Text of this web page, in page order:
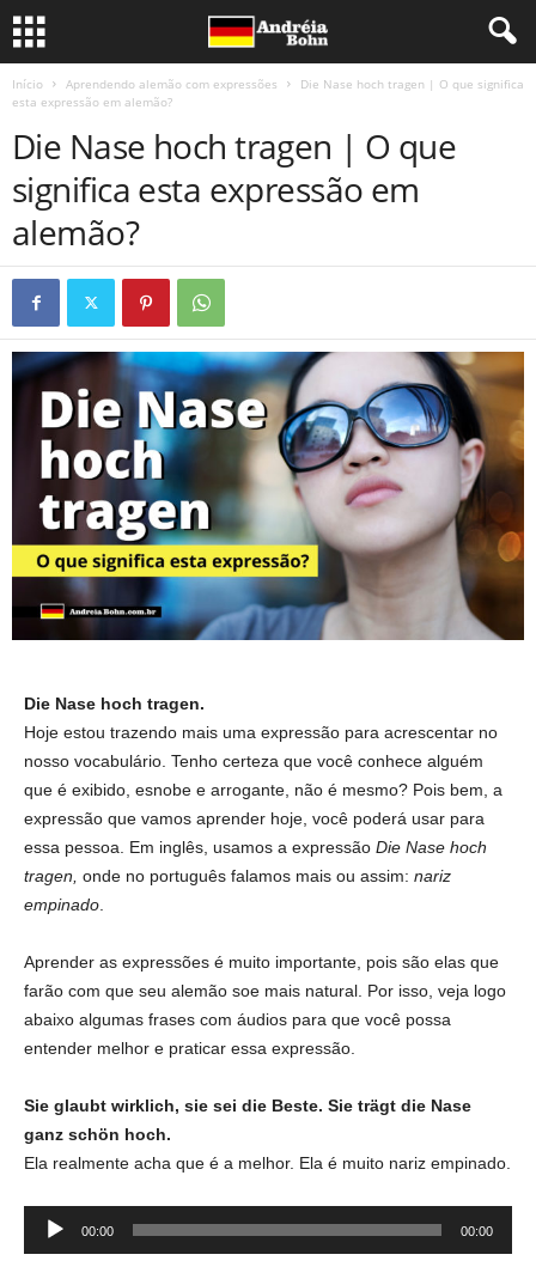
Início Aprendendo alemão com expressões
Die Nase hoch tragen | O que significa
esta expressão em alemão?
Die Nase hoch tragen | O que
significa esta expressão em
alemão?
Die Nase hoch tragen.
Hoje estou trazendo mais uma expressão para acrescentar no
nosso vocabulário. Tenho certeza que você conhece alguém
que é exibido, esnobe e arrogante, não é mesmo? Pois bem, a
expressão que vamos aprender hoje, você poderá usar para
essa pessoa. Em inglês, usamos a expressão Die Nase hoch
tragen, onde no português falamos mais ou assim: nariz
empinado
Aprender as expressões é muito importante, pois são elas que
farão com que seu alemão soe mais natural. Por isso, veja logo
abaixo algumas frases com áudios para que você possa
entender melhor e praticar essa expressão.
Sie glaubt wirklich, sie sei die Beste. Sie trägt die Nase
ganz schön hoch.
Ela realmente acha que é a melhor. Ela é muito nariz empinado.
Tocador
00:00 00:00